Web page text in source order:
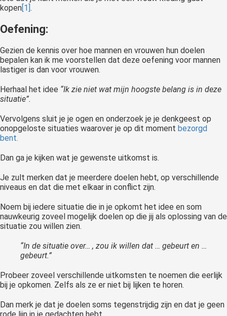
kopen[1].
Oefening:
Gezien de kennis over hoe mannen en vrouwen hun doelen
bepalen kan ik me voorstellen dat deze oefening voor mannen
lastiger is dan voor vrouwen.
Herhaal het idee “Ik zie niet wat mijn hoogste belang is in deze
situatie”.
Vervolgens sluit je je ogen en onderzoek je je denkgeest op
onopgeloste situaties waarover je op dit moment bezorgd
bent.
Dan ga je kijken wat je gewenste uitkomst is.
Je zult merken dat je meerdere doelen hebt, op verschillende
niveaus en dat die met elkaar in conflict zijn.
Noem bij iedere situatie die in je opkomt het idee en som
nauwkeurig zoveel mogelijk doelen op die jij als oplossing van de
situatie zou willen zien.
“In de situatie over… , zou ik willen dat … gebeurt en …
gebeurt.”
Probeer zoveel verschillende uitkomsten te noemen die eerlijk
bij je opkomen. Zelfs als ze er niet bij lijken te horen.
Dan merk je dat je doelen soms tegenstrijdig zijn en dat je geen